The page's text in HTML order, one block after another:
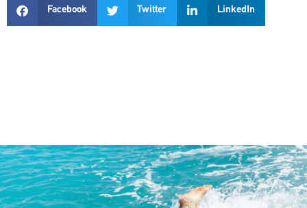
Facebook Twitter LinkedIn